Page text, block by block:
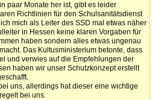
paar Monate her ist, gibt es leider
Richtlinien für den Schulsanitätsdienst
mich als Leiter des SSD mal etwas näher
in Hessen keine klaren Vorgaben für
haben sondern alles etwas ungenau
Das Kultusministerium betonte, dass
und verwies auf die Empfehlungen der
haben wir unser Schutzkonzept erstellt
uns, allerdings hat dieser eine wichtige
bei uns.